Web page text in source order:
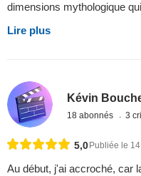
dimensions mythologique
Lire plus
Kévin
18 abonnés 3
5,0Publiée le
Au début, j'ai accroché, car